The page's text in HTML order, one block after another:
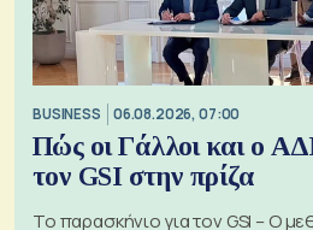
BUSINESS 06.08.2026, 07:00
Πώς οι Γάλλοι και ο
τον GSI στην πρίζα
Το παρασκήνιο για τον GSI – Ο